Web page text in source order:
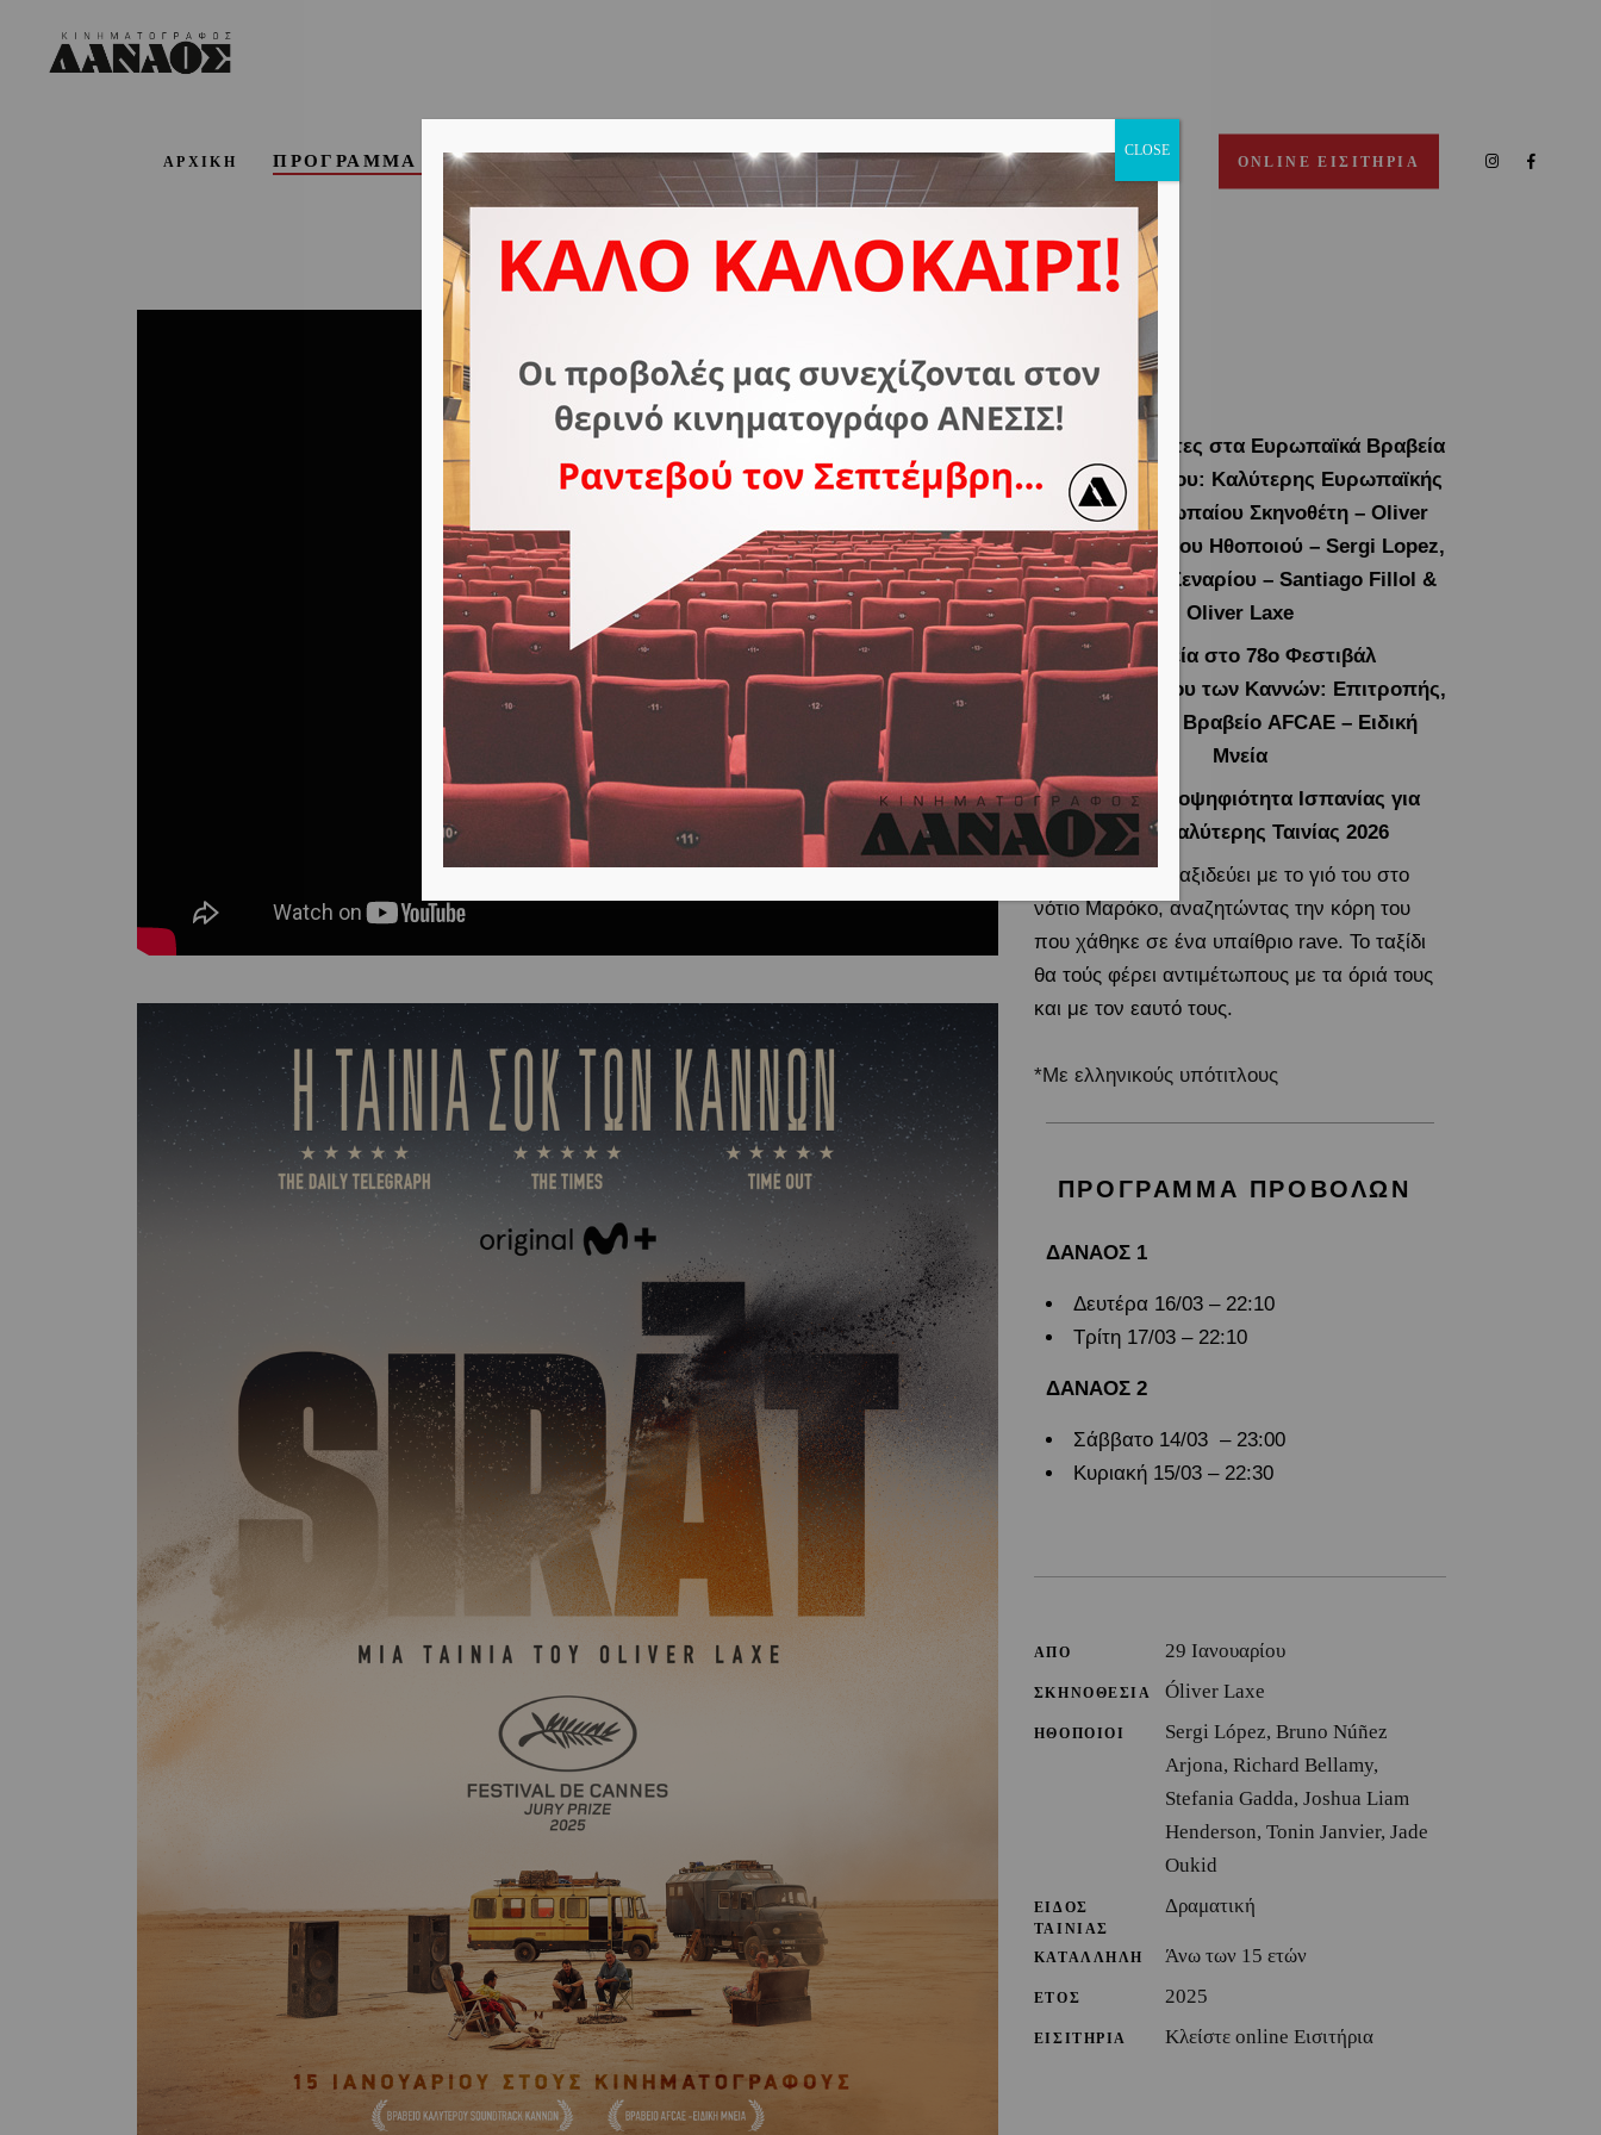
ΑΡΧΙΚΗ ΠΡΟΓΡΑΜΜΑ ΕΒΔΟΜΑΔΟΣ ΣΧΕΤΙΚΑ ΜΕ ΕΜΑΣ ΣΥΧΝΕΣ ΕΡΩΤΗΣΕΙΣ ΕΠΙΚΟΙΝΩΝΙΑ ONLINE ΕΙΣΙΤΗΡΙΑ
SIRAT
4 Υποψηφιότητες στα Ευρωπαϊκά Βραβεία
Κινηματογράφου: Καλύτερης Ευρωπαϊκής
Ταινίας, Ευρωπαίου Σκηνοθέτη – Oliver
Laxe, Ευρωπαίου Ηθοποιού – Sergi Lopez,
Ευρωπαϊκού Σεναρίου – Santiago Fillol &
Oliver Laxe
3 Βραβεία στο 78ο Φεστιβάλ
Κινηματογράφου των Καννών: Επιτροπής,
Soundtrack, Βραβείο AFCAE – Ειδική
Μνεία
Επίσημη υποψηφιότητα Ισπανίας για
Όσκαρ Καλύτερης Ταινίας 2026
Ένας πατέρας ταξιδεύει με το γιό του στο
νότιο Μαρόκο, αναζητώντας την κόρη του
που χάθηκε σε ένα υπαίθριο rave. Το ταξίδι
θα τούς φέρει αντιμέτωπους με τα όριά τους
και με τον εαυτό τους.
*Με ελληνικούς υπότιτλους
ΠΡΟΓΡΑΜΜΑ ΠΡΟΒΟΛΩΝ
ΔΑΝΑΟΣ 1
Δευτέρα 16/03 – 22:10
Τρίτη 17/03 – 22:10
ΔΑΝΑΟΣ 2
Σάββατο 14/03 – 23:00
Κυριακή 15/03 – 22:30
ΑΠΟ 29 Ιανουαρίου
ΣΚΗΝΟΘΕΣΙΑ Óliver Laxe
ΗΘΟΠΟΙΟΙ
Sergi López, Bruno Núñez
Arjona, Richard Bellamy,
Stefania Gadda, Joshua Liam
Henderson, Tonin Janvier, Jade
Oukid
ΕΙΔΟΣ
ΤΑΙΝΙΑΣ
Δραματική
ΚΑΤΑΛΛΗΛΗ Άνω των 15 ετών
ΕΤΟΣ 2025
ΕΙΣΙΤΗΡΙΑ Κλείστε online Εισιτήρια
CLOSE